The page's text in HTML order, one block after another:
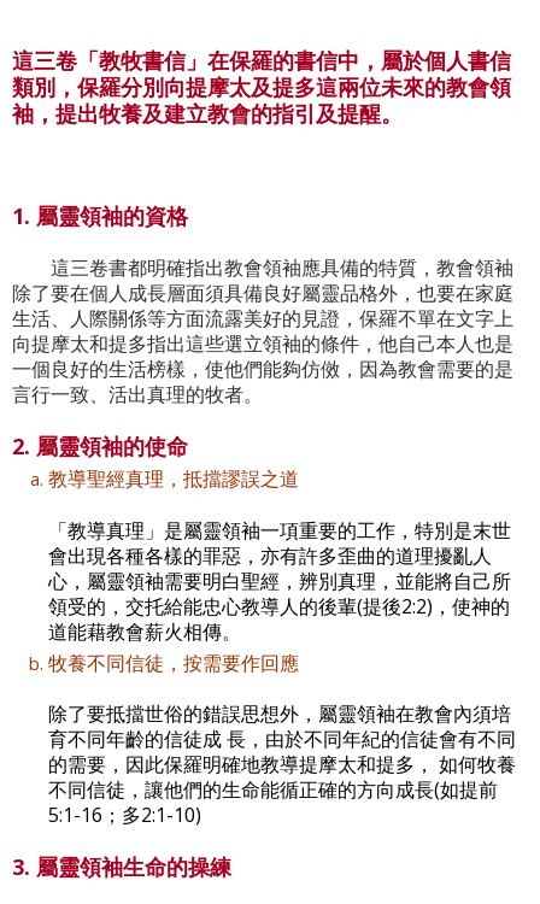
這三卷「教牧書信」在保羅的書信中，屬於個人書信
類別，保羅分別向提摩太及提多這兩位未來的教會領
袖，提出牧養及建立教會的指引及提醒。
1. 屬靈領袖的資格
這三卷書都明確指出教會領袖應具備的特質，教會領袖
除了要在個人成長層面須具備良好屬靈品格外，也要在家庭
生活、人際關係等方面流露美好的見證，保羅不單在文字上
向提摩太和提多指出這些選立領袖的條件，他自己本人也是
一個良好的生活榜樣，使他們能夠仿傚，因為教會需要的是
言行一致、活出真理的牧者。
2. 屬靈領袖的使命
教導聖經真理，抵擋謬誤之道
「教導真理」是屬靈領袖一項重要的工作，特別是末世
會出現各種各樣的罪惡，亦有許多歪曲的道理擾亂人
心，屬靈領袖需要明白聖經，辨別真理，並能將自己所
領受的，交托給能忠心教導人的後輩(提後2:2)，使神的
道能藉教會薪火相傳。
牧養不同信徒，按需要作回應
除了要抵擋世俗的錯誤思想外，屬靈領袖在教會內須培
育不同年齡的信徒成 長，由於不同年紀的信徒會有不同
的需要，因此保羅明確地教導提摩太和提多， 如何牧養
不同信徒，讓他們的生命能循正確的方向成長(如提前
5:1-16；多2:1-10)
3. 屬靈領袖生命的操練